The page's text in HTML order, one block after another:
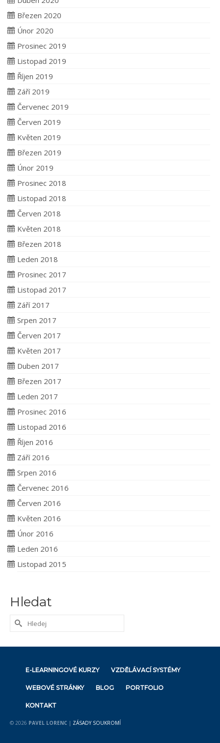
Březen 2020
Únor 2020
Prosinec 2019
Listopad 2019
Říjen 2019
Září 2019
Červenec 2019
Červen 2019
Květen 2019
Březen 2019
Únor 2019
Prosinec 2018
Listopad 2018
Červen 2018
Květen 2018
Březen 2018
Leden 2018
Prosinec 2017
Listopad 2017
Září 2017
Srpen 2017
Červen 2017
Květen 2017
Duben 2017
Březen 2017
Leden 2017
Prosinec 2016
Listopad 2016
Říjen 2016
Září 2016
Srpen 2016
Červenec 2016
Červen 2016
Květen 2016
Únor 2016
Leden 2016
Listopad 2015
Hledat
Search
for:
E-LEARNINGOVÉ KURZY VZDĚLÁVACÍ SYSTÉMY
WEBOVÉ STRÁNKY BLOG PORTFOLIO
KONTAKT
© 2026 PAVEL LORENC | ZÁSADY SOUKROMÍ